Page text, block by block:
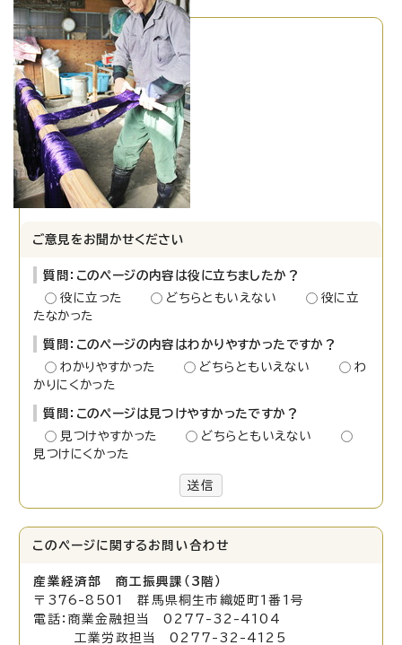
ご意見をお聞かせください
質問：このページの内容は役に立ちましたか？
役に立った
どちらともいえない
役に立
たなかった
質問：このページの内容はわかりやすかったですか？
わかりやすかった
どちらともいえない
わ
かりにくかった
質問：このページは見つけやすかったですか？
見つけやすかった
どちらともいえない
見つけにくかった
送信
このページに関する お問い合わせ
産業経済部 商工振興課（3階）
〒376-8501 群馬県桐生市織姫町1番1号
電話：商業金融担当 0277-32-4104
工業労政担当 0277-32-4125